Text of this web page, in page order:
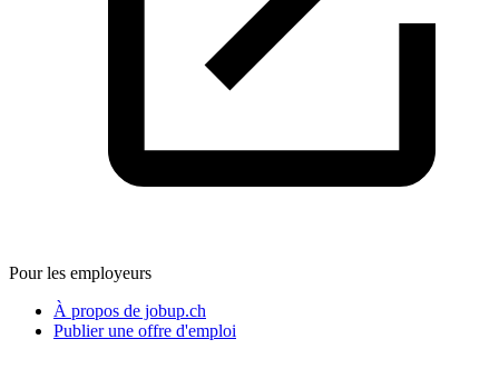
Pour les employeurs
À propos de jobup.ch
Publier une offre d'emploi